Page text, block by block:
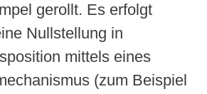
gerollt. Es erfolgt
Nullstellung in
mittels eines
(zum Beispiel